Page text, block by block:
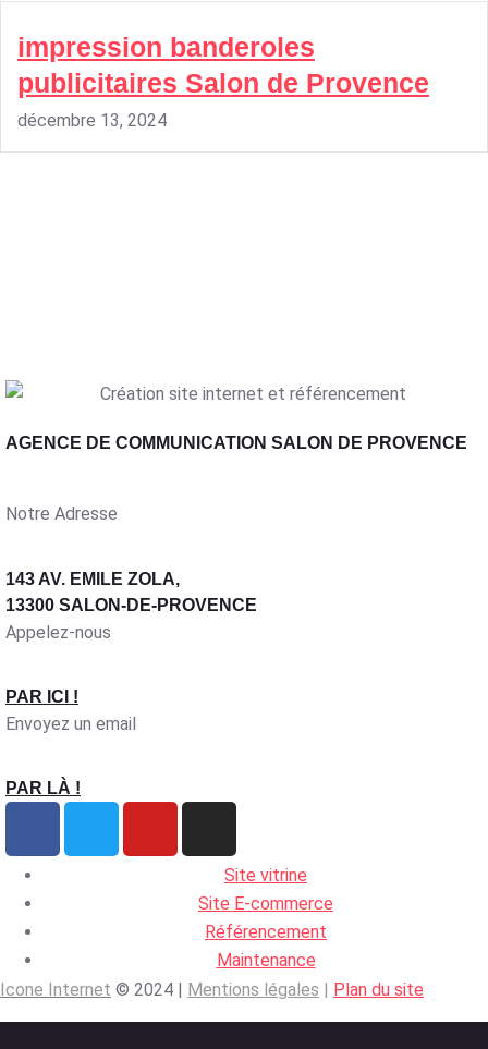
impression banderoles
publicitaires Salon de Provence
décembre 13, 2024
AGENCE DE COMMUNICATION SALON DE PROVENCE
Notre Adresse
143 AV. EMILE ZOLA,
13300 SALON-DE-PROVENCE
Appelez-nous
PAR ICI !
Envoyez un email
PAR LÀ !
Site vitrine
Site E-commerce
Référencement
Maintenance
Icone Internet © 2024 | Mentions légales Plan du site